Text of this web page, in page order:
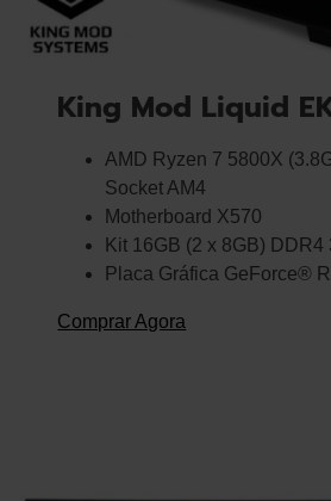
King Mod Liquid
AMD Ryzen 7 5800X
Socket AM4
Motherboard X570
Kit 16GB (2 x 8GB) DDR4
Placa Gráfica GeForce®
Comprar Agora